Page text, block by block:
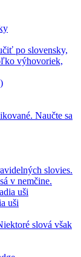
po slovensky,
výhovoriek,
Naučte sa
slovies.
v nemčine.
uši
slová však